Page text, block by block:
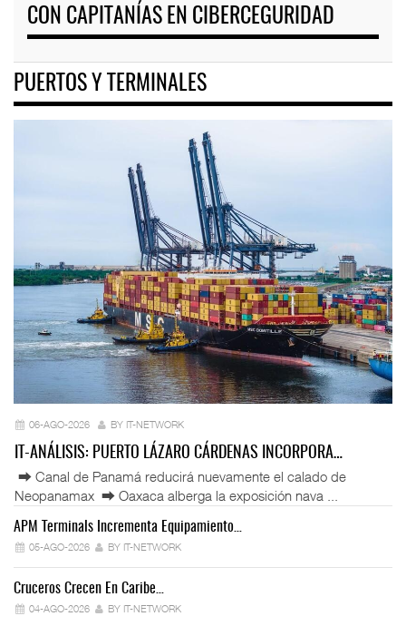
CON CAPITANÍAS EN CIBERCEGURIDAD
PUERTOS Y TERMINALES
06-AGO-2026 BY IT-NETWORK
IT-ANÁLISIS: PUERTO LÁZARO CÁRDENAS INCORPORA…
⮕ Canal de Panamá reducirá nuevamente el calado de
Neopanamax ⮕ Oaxaca alberga la exposición nava ...
APM Terminals Incrementa Equipamiento…
05-AGO-2026 BY IT-NETWORK
Cruceros Crecen En Caribe…
04-AGO-2026 BY IT-NETWORK